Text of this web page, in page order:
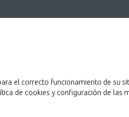
el correcto funcionamiento de su
de cookies y configuración de las